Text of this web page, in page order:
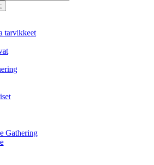
tarvikkeet
Gathering